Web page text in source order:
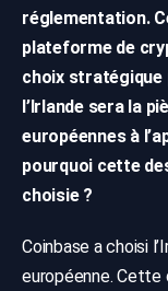
réglementation.
plateforme de
choix stratégique
l’Irlande sera la
européennes à
pourquoi cette
choisie ?
Coinbase a choisi
européenne. Cette